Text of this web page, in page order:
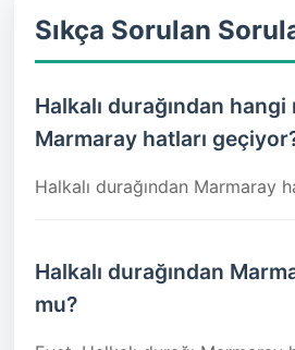
Sıkça Sorulan
Halkalı durağından
Marmaray hatları
Halkalı durağından Marmaray
Halkalı durağından
mu?